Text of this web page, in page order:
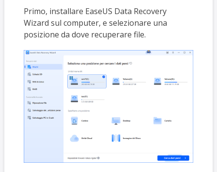
Primo, installare EaseUS Data Recovery
Wizard sul computer, e selezionare una
posizione da dove recuperare file.